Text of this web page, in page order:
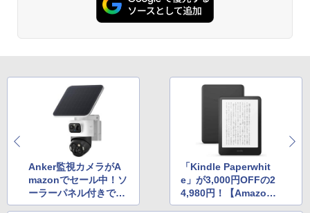
Anker監視カメラがA
mazonでセール中！ソ
ーラーパネル付きで簡
単に取付け
「Kindle Paperwhit
e」が3,000円OFFの2
4,980円！【Amazon
スマイルSale】